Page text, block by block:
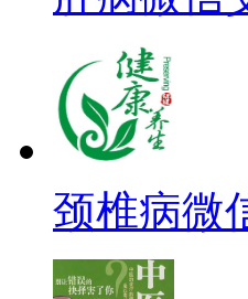
颈椎病微